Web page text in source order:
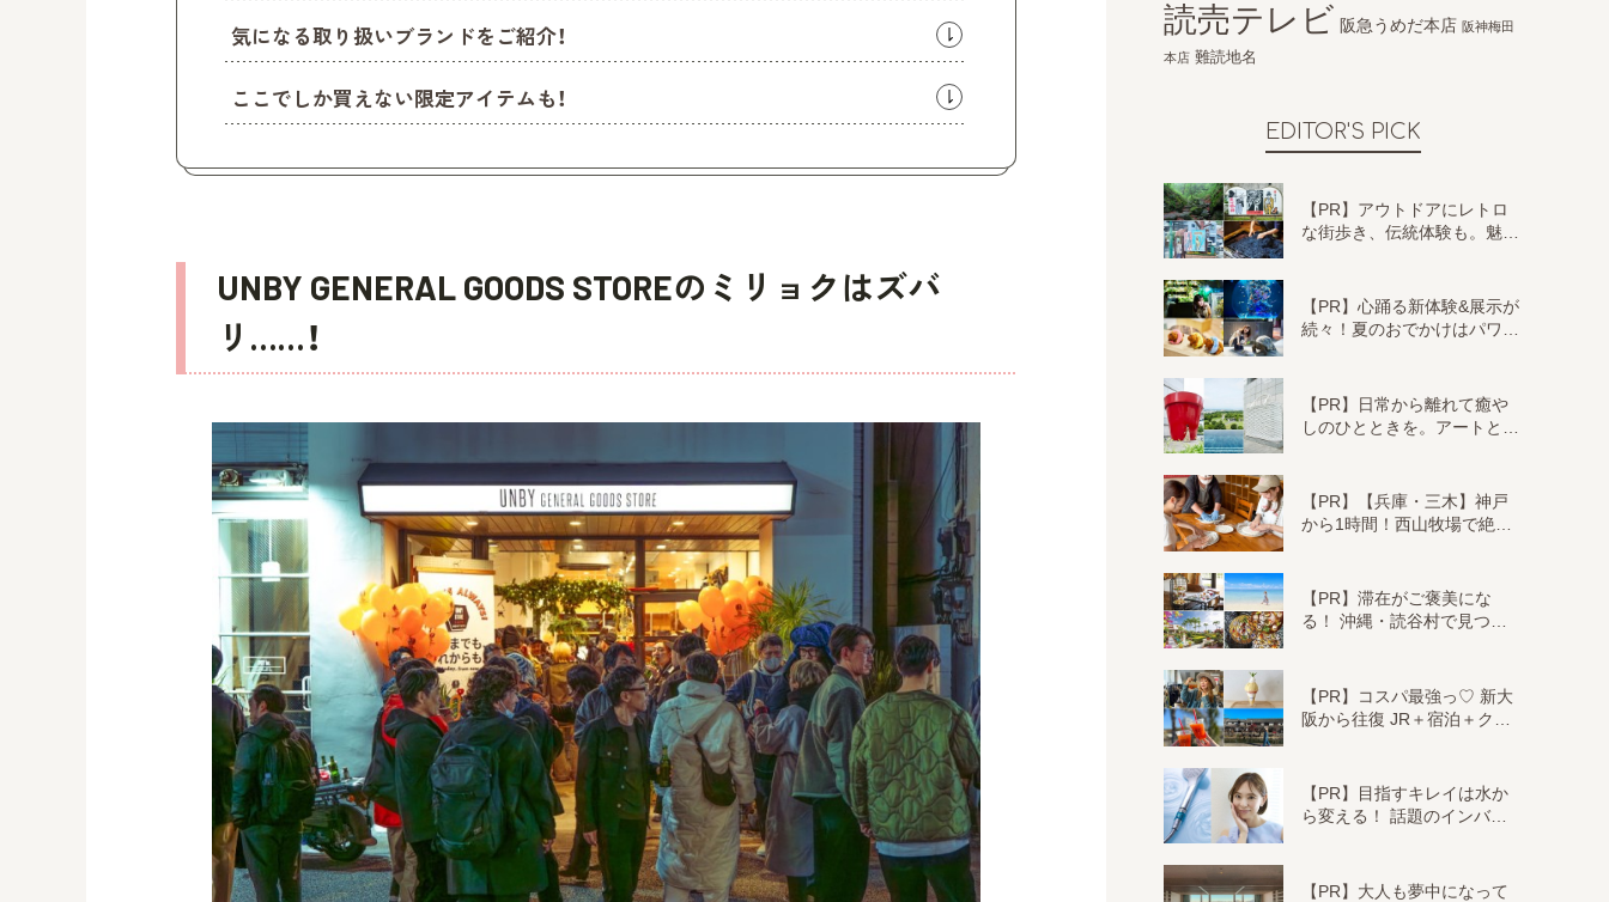
気になる取り扱いブランドをご紹介！
ここでしか買えない限定アイテムも！
UNBY GENERAL GOODS STOREのミリョクはズバ
リ……！
読売テレビ 阪急うめだ本店 阪神梅田
本店 難読地名
EDITOR'S PICK
【PR】アウトドアにレトロ
な街歩き、伝統体験も。魅…
【PR】心踊る新体験&展示が
続々！夏のおでかけはパワ…
【PR】日常から離れて癒や
しのひとときを。アートと…
【PR】【兵庫・三木】神戸
から1時間！西山牧場で絶…
【PR】滞在がご褒美にな
る！ 沖縄・読谷村で見つ…
【PR】コスパ最強っ♡ 新大
阪から往復 JR＋宿泊＋ク…
【PR】目指すキレイは水か
ら変える！ 話題のインバ…
【PR】大人も夢中になって